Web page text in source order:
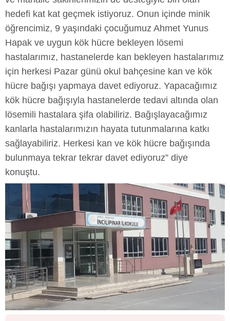
hedefi kat kat geçmek istiyoruz. Onun içinde minik
öğrencimiz, 9 yaşındaki çocuğumuz Ahmet Yunus
Hapak ve uygun kök hücre bekleyen lösemi
hastalarımız, hastanelerde kan bekleyen hastalarımız
için herkesi Pazar günü okul bahçesine kan ve kök
hücre bağışı yapmaya davet ediyoruz. Yapacağımız
kök hücre bağışıyla hastanelerde tedavi altında olan
lösemili hastalara şifa olabiliriz. Bağışlayacağımız
kanlarla hastalarımızın hayata tutunmalarına katkı
sağlayabiliriz. Herkesi kan ve kök hücre bağışında
bulunmaya tekrar tekrar davet ediyoruz” diye
konuştu.